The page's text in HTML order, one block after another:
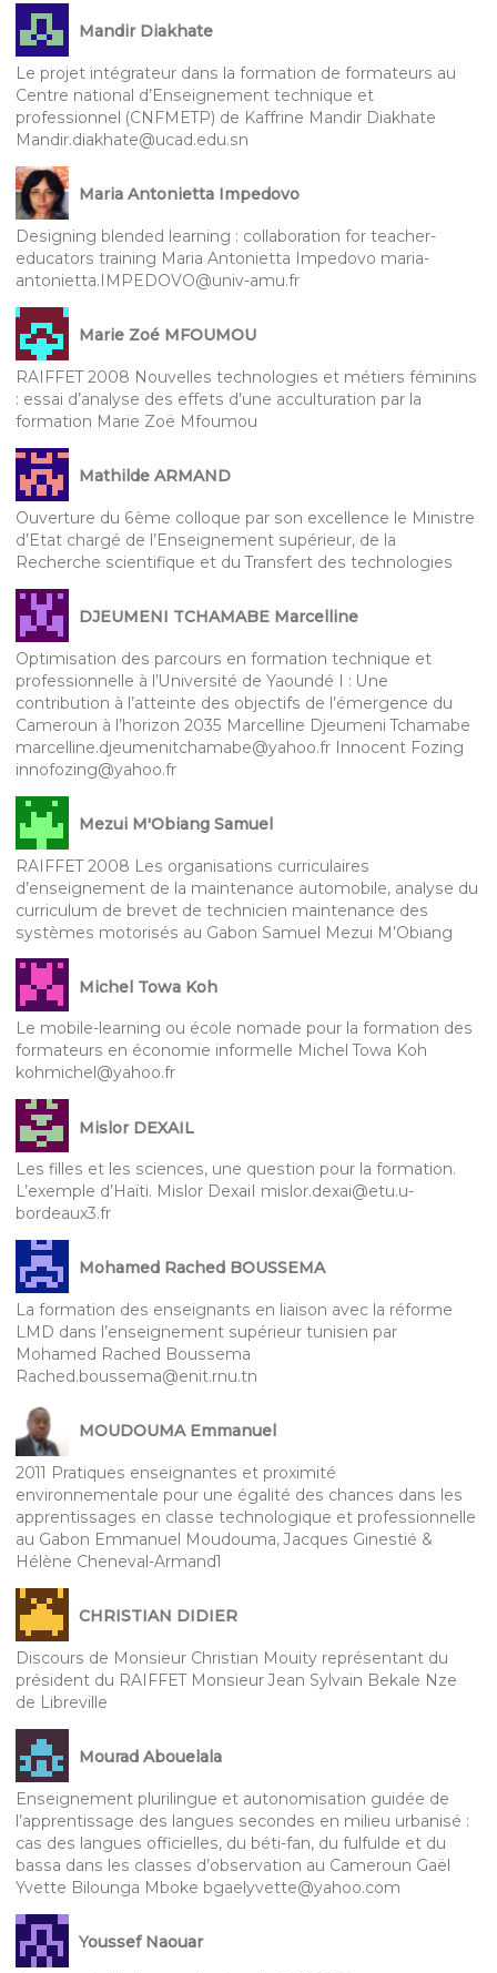
Mandir Diakhate
Le projet intégrateur dans la formation de formateurs au
Centre national d’Enseignement technique et
professionnel (CNFMETP) de Kaffrine Mandir Diakhate
Mandir.diakhate@ucad.edu.sn
Maria Antonietta Impedovo
Designing blended learning : collaboration for teacher-
educators training Maria Antonietta Impedovo maria-
antonietta.IMPEDOVO@univ-amu.fr
Marie Zoé MFOUMOU
RAIFFET 2008 Nouvelles technologies et métiers féminins
: essai d’analyse des effets d’une acculturation par la
formation Marie Zoë Mfoumou
Mathilde ARMAND
Ouverture du 6ème colloque par son excellence le Ministre
d’Etat chargé de l’Enseignement supérieur, de la
Recherche scientifique et du Transfert des technologies
DJEUMENI TCHAMABE Marcelline
Optimisation des parcours en formation technique et
professionnelle à l’Université de Yaoundé I : Une
contribution à l’atteinte des objectifs de l’émergence du
Cameroun à l’horizon 2035 Marcelline Djeumeni Tchamabe
marcelline.djeumenitchamabe@yahoo.fr Innocent Fozing
innofozing@yahoo.fr
Mezui M'Obiang Samuel
RAIFFET 2008 Les organisations curriculaires
d’enseignement de la maintenance automobile, analyse du
curriculum de brevet de technicien maintenance des
systèmes motorisés au Gabon Samuel Mezui M’Obiang
Michel Towa Koh
Le mobile-learning ou école nomade pour la formation des
formateurs en économie informelle Michel Towa Koh
kohmichel@yahoo.fr
Mislor DEXAIL
Les filles et les sciences, une question pour la formation.
L’exemple d’Haïti. Mislor DexaiI mislor.dexai@etu.u-
bordeaux3.fr
Mohamed Rached BOUSSEMA
La formation des enseignants en liaison avec la réforme
LMD dans l’enseignement supérieur tunisien par
Mohamed Rached Boussema
Rached.boussema@enit.rnu.tn
MOUDOUMA Emmanuel
2011 Pratiques enseignantes et proximité
environnementale pour une égalité des chances dans les
apprentissages en classe technologique et professionnelle
au Gabon Emmanuel Moudouma, Jacques Ginestié &
Hélène Cheneval-Armand1
CHRISTIAN DIDIER
Discours de Monsieur Christian Mouity représentant du
président du RAIFFET Monsieur Jean Sylvain Bekale Nze
de Libreville
Mourad Abouelala
Enseignement plurilingue et autonomisation guidée de
l’apprentissage des langues secondes en milieu urbanisé :
cas des langues officielles, du béti-fan, du fulfulde et du
bassa dans les classes d’observation au Cameroun Gaël
Yvette Bilounga Mboke bgaelyvette@yahoo.com
Youssef Naouar